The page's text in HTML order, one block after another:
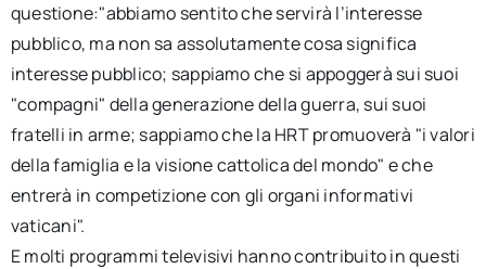
questione:"abbiamo sentito che servirà l’interesse
pubblico, ma non sa assolutamente cosa significa
interesse pubblico; sappiamo che si appoggerà sui suoi
"compagni" della generazione della guerra, sui suoi
fratelli in arme; sappiamo che la HRT promuoverà "i valori
della famiglia e la visione cattolica del mondo" e che
entrerà in competizione con gli organi informativi
vaticani".
E molti programmi televisivi hanno contribuito in questi